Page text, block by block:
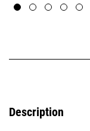
Description